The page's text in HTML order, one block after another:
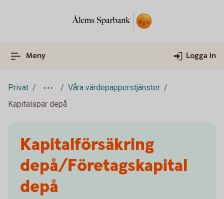
Meny Logga in
Privat
Våra värdepapperstjänster
Kapitalspar depå
Kapitalförsäkring
depå/Företagskapital
depå